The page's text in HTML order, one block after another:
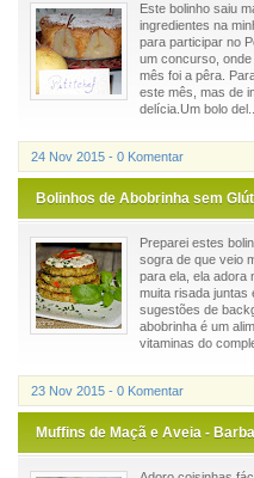
Este bolinho saiu
ingredientes na
para participar no
um concurso,
mês foi a pêra.
este mês, mas de
delícia.Um bolo del...
24 Nov 2015 - 0 Komentar
Bolinhos de Abobrinha sem
Preparei estes
sogra de que veio
para ela, ela adora
muita risada juntas
sugestões de
abobrinha é um
vitaminas do
23 Nov 2015 - 0 Komentar
Muffins de Maçã e Aveia -